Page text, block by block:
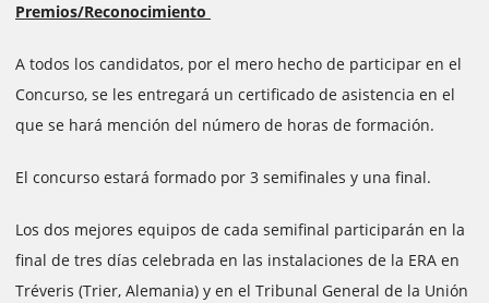
Premios/Reconocimiento
A todos los candidatos, por el mero hecho de participar en el
Concurso, se les entregará un certificado de asistencia en el
que se hará mención del número de horas de formación.
El concurso estará formado por 3 semifinales y una final.
Los dos mejores equipos de cada semifinal participarán en la
final de tres días celebrada en las instalaciones de la ERA en
Tréveris (Trier, Alemania) y en el Tribunal General de la Unión